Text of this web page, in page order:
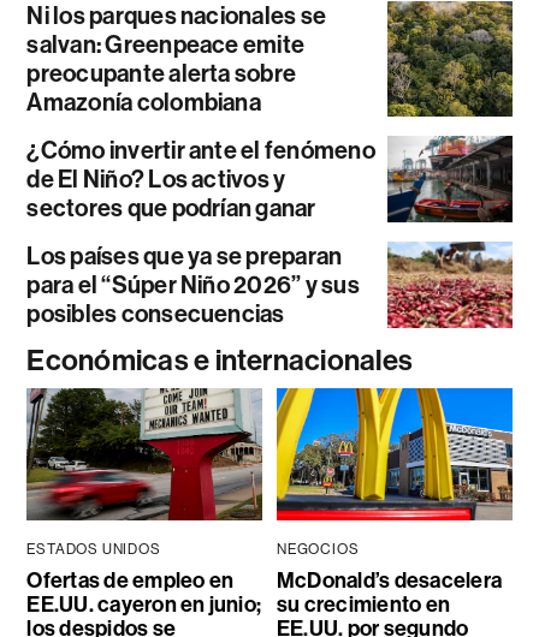
Ni los parques nacionales se
salvan: Greenpeace emite
preocupante alerta sobre
Amazonía colombiana
¿Cómo invertir ante el fenómeno
de El Niño? Los activos y
sectores que podrían ganar
Los países que ya se preparan
para el “Súper Niño 2026” y sus
posibles consecuencias
Económicas e internacionales
ESTADOS UNIDOS
Ofertas de empleo en
EE.UU. cayeron en junio;
los despidos se
NEGOCIOS
McDonald’s desacelera
su crecimiento en
EE.UU. por segundo